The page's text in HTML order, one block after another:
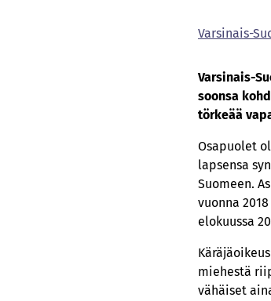
Var­si­nais-
Var­si­nais-
soon­sa
tör­ke­ää
Osapuolet
lapsensa
Suomeen.
vuonna
elokuussa
miehestä
vähäiset